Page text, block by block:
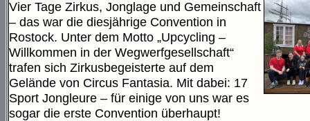
Vier Tage Zirkus, Jonglage und Gemeinschaft
– das war die diesjährige Convention in
Rostock. Unter dem Motto „Upcycling –
Willkommen in der Wegwerfgesellschaft“
trafen sich Zirkusbegeisterte auf dem
Gelände von Circus Fantasia. Mit dabei: 17
Sport Jongleure – für einige von uns war es
sogar die erste Convention überhaupt!